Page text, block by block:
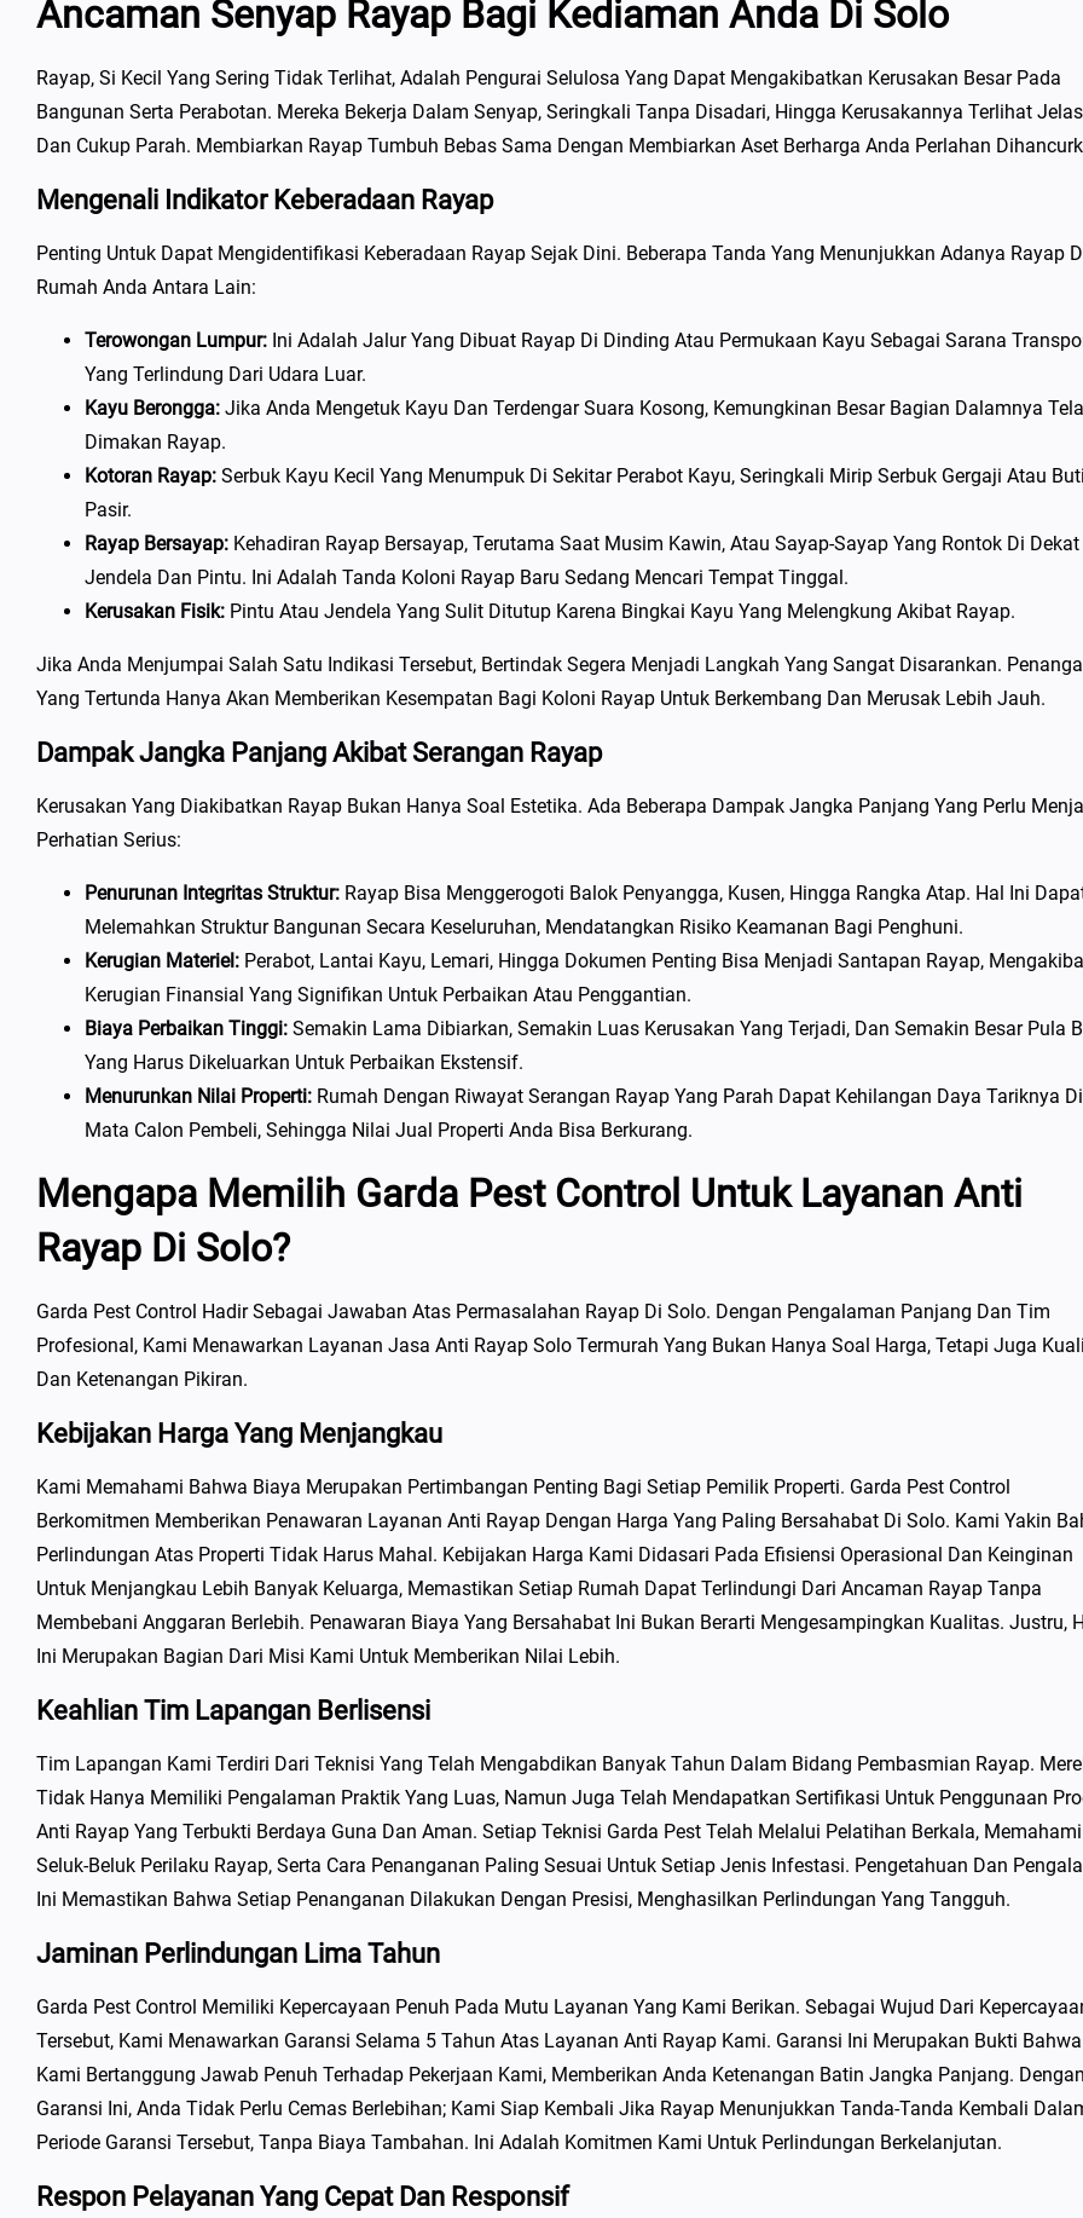
Ancaman Senyap Rayap Bagi Kediaman Anda Di Solo
Rayap, Si Kecil Yang Sering Tidak Terlihat, Adalah Pengurai Selulosa Yang Dapat Mengakibatkan Kerusakan Besar Pada
Bangunan Serta Perabotan. Mereka Bekerja Dalam Senyap, Seringkali Tanpa Disadari, Hingga Kerusakannya Terlihat Jelas
Dan Cukup Parah. Membiarkan Rayap Tumbuh Bebas Sama Dengan Membiarkan Aset Berharga Anda Perlahan
Mengenali Indikator Keberadaan Rayap
Penting Untuk Dapat Mengidentifikasi Keberadaan Rayap Sejak Dini. Beberapa Tanda Yang Menunjukkan Adanya Rayap
Rumah Anda Antara Lain:
Terowongan Lumpur: Ini Adalah Jalur Yang Dibuat Rayap Di Dinding Atau Permukaan Kayu Sebagai Sarana
Yang Terlindung Dari Udara Luar.
Kayu Berongga: Jika Anda Mengetuk Kayu Dan Terdengar Suara Kosong, Kemungkinan Besar Bagian Dalamnya
Dimakan Rayap.
Kotoran Rayap: Serbuk Kayu Kecil Yang Menumpuk Di Sekitar Perabot Kayu, Seringkali Mirip Serbuk Gergaji Atau
Pasir.
Rayap Bersayap: Kehadiran Rayap Bersayap, Terutama Saat Musim Kawin, Atau Sayap-Sayap Yang Rontok Di Dekat
Jendela Dan Pintu. Ini Adalah Tanda Koloni Rayap Baru Sedang Mencari Tempat Tinggal.
Kerusakan Fisik: Pintu Atau Jendela Yang Sulit Ditutup Karena Bingkai Kayu Yang Melengkung Akibat Rayap.
Jika Anda Menjumpai Salah Satu Indikasi Tersebut, Bertindak Segera Menjadi Langkah Yang Sangat Disarankan.
Yang Tertunda Hanya Akan Memberikan Kesempatan Bagi Koloni Rayap Untuk Berkembang Dan Merusak Lebih Jauh.
Dampak Jangka Panjang Akibat Serangan Rayap
Kerusakan Yang Diakibatkan Rayap Bukan Hanya Soal Estetika. Ada Beberapa Dampak Jangka Panjang Yang Perlu
Perhatian Serius:
Penurunan Integritas Struktur: Rayap Bisa Menggerogoti Balok Penyangga, Kusen, Hingga Rangka Atap. Hal Ini
Melemahkan Struktur Bangunan Secara Keseluruhan, Mendatangkan Risiko Keamanan Bagi Penghuni.
Kerugian Materiel: Perabot, Lantai Kayu, Lemari, Hingga Dokumen Penting Bisa Menjadi Santapan Rayap,
Kerugian Finansial Yang Signifikan Untuk Perbaikan Atau Penggantian.
Biaya Perbaikan Tinggi: Semakin Lama Dibiarkan, Semakin Luas Kerusakan Yang Terjadi, Dan Semakin Besar Pula
Yang Harus Dikeluarkan Untuk Perbaikan Ekstensif.
Menurunkan Nilai Properti: Rumah Dengan Riwayat Serangan Rayap Yang Parah Dapat Kehilangan Daya Tariknya Di
Mata Calon Pembeli, Sehingga Nilai Jual Properti Anda Bisa Berkurang.
Mengapa Memilih Garda Pest Control Untuk Layanan Anti
Rayap Di Solo?
Garda Pest Control Hadir Sebagai Jawaban Atas Permasalahan Rayap Di Solo. Dengan Pengalaman Panjang Dan Tim
Profesional, Kami Menawarkan Layanan Jasa Anti Rayap Solo Termurah Yang Bukan Hanya Soal Harga, Tetapi Juga
Dan Ketenangan Pikiran.
Kebijakan Harga Yang Menjangkau
Kami Memahami Bahwa Biaya Merupakan Pertimbangan Penting Bagi Setiap Pemilik Properti. Garda Pest Control
Berkomitmen Memberikan Penawaran Layanan Anti Rayap Dengan Harga Yang Paling Bersahabat Di Solo. Kami Yakin
Perlindungan Atas Properti Tidak Harus Mahal. Kebijakan Harga Kami Didasari Pada Efisiensi Operasional Dan Keinginan
Untuk Menjangkau Lebih Banyak Keluarga, Memastikan Setiap Rumah Dapat Terlindungi Dari Ancaman Rayap Tanpa
Membebani Anggaran Berlebih. Penawaran Biaya Yang Bersahabat Ini Bukan Berarti Mengesampingkan Kualitas. Justru,
Ini Merupakan Bagian Dari Misi Kami Untuk Memberikan Nilai Lebih.
Keahlian Tim Lapangan Berlisensi
Tim Lapangan Kami Terdiri Dari Teknisi Yang Telah Mengabdikan Banyak Tahun Dalam Bidang Pembasmian Rayap.
Tidak Hanya Memiliki Pengalaman Praktik Yang Luas, Namun Juga Telah Mendapatkan Sertifikasi Untuk Penggunaan
Anti Rayap Yang Terbukti Berdaya Guna Dan Aman. Setiap Teknisi Garda Pest Telah Melalui Pelatihan Berkala, Memahami
Seluk-Beluk Perilaku Rayap, Serta Cara Penanganan Paling Sesuai Untuk Setiap Jenis Infestasi. Pengetahuan Dan
Ini Memastikan Bahwa Setiap Penanganan Dilakukan Dengan Presisi, Menghasilkan Perlindungan Yang Tangguh.
Jaminan Perlindungan Lima Tahun
Garda Pest Control Memiliki Kepercayaan Penuh Pada Mutu Layanan Yang Kami Berikan. Sebagai Wujud Dari
Tersebut, Kami Menawarkan Garansi Selama 5 Tahun Atas Layanan Anti Rayap Kami. Garansi Ini Merupakan Bukti Bahwa
Kami Bertanggung Jawab Penuh Terhadap Pekerjaan Kami, Memberikan Anda Ketenangan Batin Jangka Panjang. Dengan
Garansi Ini, Anda Tidak Perlu Cemas Berlebihan; Kami Siap Kembali Jika Rayap Menunjukkan Tanda-Tanda Kembali
Periode Garansi Tersebut, Tanpa Biaya Tambahan. Ini Adalah Komitmen Kami Untuk Perlindungan Berkelanjutan.
Respon Pelayanan Yang Cepat Dan Responsif